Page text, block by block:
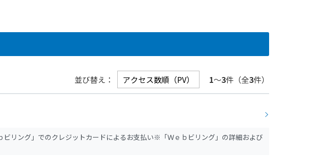
並び替え： 1～3件（全3件）
リング」でのクレジットカードによるお支払い※「Ｗｅｂビリング」の詳細および